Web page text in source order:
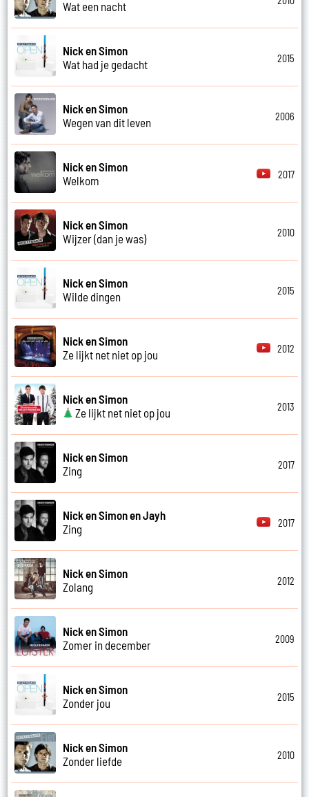
Wat een nacht
Nick en Simon
Wat had je gedacht
2015
Nick en Simon
Wegen van dit leven
2006
Nick en Simon
Welkom
2017
Nick en Simon
Wijzer (dan je was)
2010
Nick en Simon
Wilde dingen
2015
Nick en Simon
Ze lijkt net niet op jou
2012
Nick en Simon
Ze lijkt net niet op jou
2013
Nick en Simon
Zing
2017
Nick en Simon en Jayh
Zing
2017
Nick en Simon
Zolang
2012
Nick en Simon
Zomer in december
2009
Nick en Simon
Zonder jou
2015
Nick en Simon
Zonder liefde
2010